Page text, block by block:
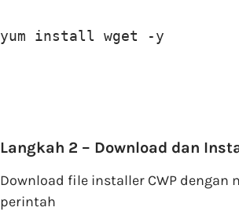
yum install wget -y
Langkah 2 – Download dan
Download file installer CWP dengan
perintah